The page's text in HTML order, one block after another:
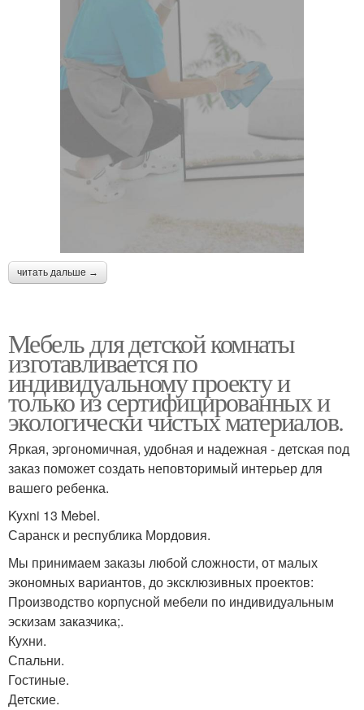
читать дальше →
Мебель для детской комнаты
изготавливается по
индивидуальному проекту и
только из сертифицированных и
экологически чистых материалов.
Яркая, эргономичная, удобная и надежная - детская под
заказ поможет создать неповторимый интерьер для
вашего ребенка.
Kyxni 13 Mebel.
Саранск и республика Мордовия.
Мы принимаем заказы любой сложности, от малых
экономных вариантов, до эксклюзивных проектов:
Производство корпусной мебели по индивидуальным
эскизам заказчика;.
Кухни.
Спальни.
Гостиные.
Детские.